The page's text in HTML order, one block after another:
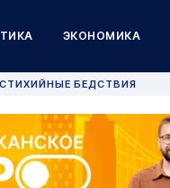
ЭКОНОМИКА
СТИХИЙНЫЕ БЕДСТВИЯ